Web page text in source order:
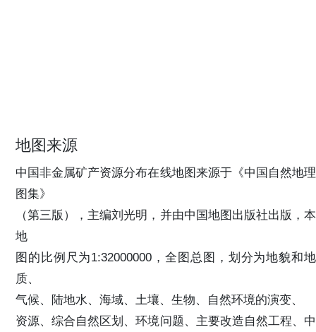
地图来源
中国非金属矿产资源分布在线地图来源于《中国自然地理
图集》
（第三版），主编刘光明，并由中国地图出版社出版，本
地
图的比例尺为1:32000000，全图总图，划分为地貌和地
质、
气候、陆地水、海域、土壤、生物、自然环境的演变、
资源、综合自然区划、环境问题、主要改造自然工程、中